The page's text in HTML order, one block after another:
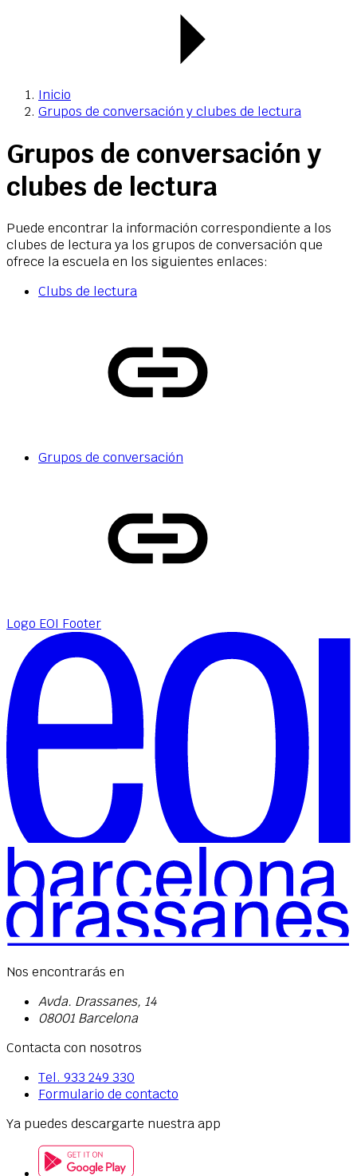
Inicio
Grupos de conversación y clubes de lectura
Grupos de conversación y
clubes de lectura
Puede encontrar la información correspondiente a los
clubes de lectura ya los grupos de conversación que
ofrece la escuela en los siguientes enlaces:
Clubs de lectura
Grupos de conversación
Logo EOI Footer
Nos encontrarás en
Avda. Drassanes, 14
08001 Barcelona
Contacta con nosotros
Tel. 933 249 330
Formulario de contacto
Ya puedes descargarte nuestra app